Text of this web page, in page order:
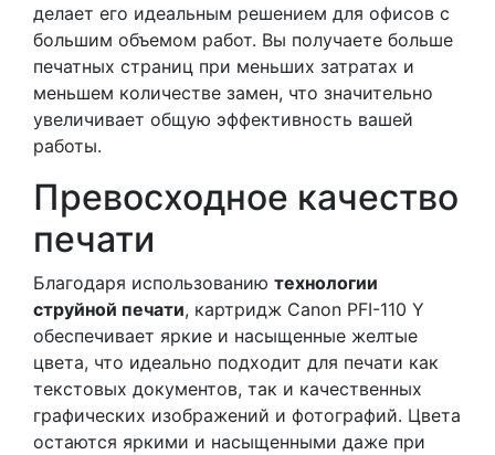
делает его идеальным решением для офисов с
большим объемом работ. Вы получаете больше
печатных страниц при меньших затратах и
меньшем количестве замен, что значительно
увеличивает общую эффективность вашей
работы.
Превосходное качество
печати
Благодаря использованию технологии
струйной печати, картридж Canon PFI-110 Y
обеспечивает яркие и насыщенные желтые
цвета, что идеально подходит для печати как
текстовых документов, так и качественных
графических изображений и фотографий. Цвета
остаются яркими и насыщенными даже при